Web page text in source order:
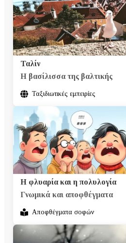
Ταλίν
Η βασίλισσα της βαλτικής
Ταξιδιωτικές εμπειρίες
H φλυαρία και η πολυλογία
Γνωμικά και αποφθέγματα
Αποφθέγματα σοφών